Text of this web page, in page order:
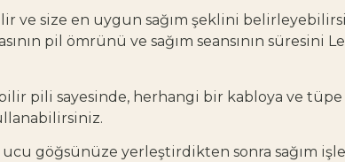
ve size en uygun sağım şeklini
pil ömrünü ve sağım seansının süresini
pili sayesinde, herhangi bir kabloya ve
göğsünüze yerleştirdikten sonra sağım